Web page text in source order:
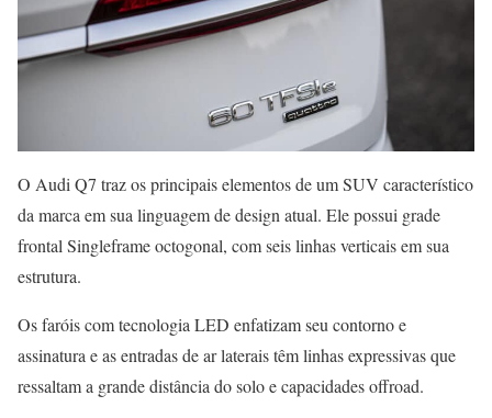
O Audi Q7 traz os principais elementos de um SUV característico
da marca em sua linguagem de design atual. Ele possui grade
frontal Singleframe octogonal, com seis linhas verticais em sua
estrutura.
Os faróis com tecnologia LED enfatizam seu contorno e
assinatura e as entradas de ar laterais têm linhas expressivas que
ressaltam a grande distância do solo e capacidades offroad.